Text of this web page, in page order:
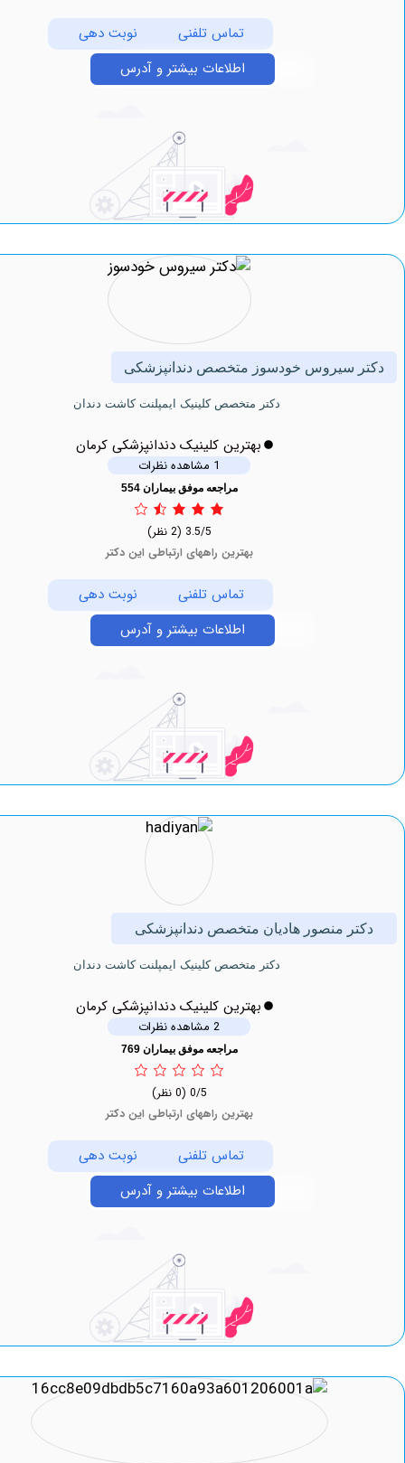
تماس تلفنی
نوبت دهی
اطلاعات بیشتر و آدرس
سیروس خودسوز متخصص دندانپزشکی
دكتر متخصص کلینیک ايمپلنت كاشت دندان
بهترین کلینیک دندانپزشکی کرمان
مراجعه موفق بیماران 554
بهترین راههای ارتباطی این دکتر
تماس تلفنی
نوبت دهی
اطلاعات بیشتر و آدرس
منصور هادیان متخصص دندانپزشکی
دكتر متخصص کلینیک ايمپلنت كاشت دندان
بهترین کلینیک دندانپزشکی کرمان
مراجعه موفق بیماران 769
بهترین راههای ارتباطی این دکتر
تماس تلفنی
نوبت دهی
اطلاعات بیشتر و آدرس